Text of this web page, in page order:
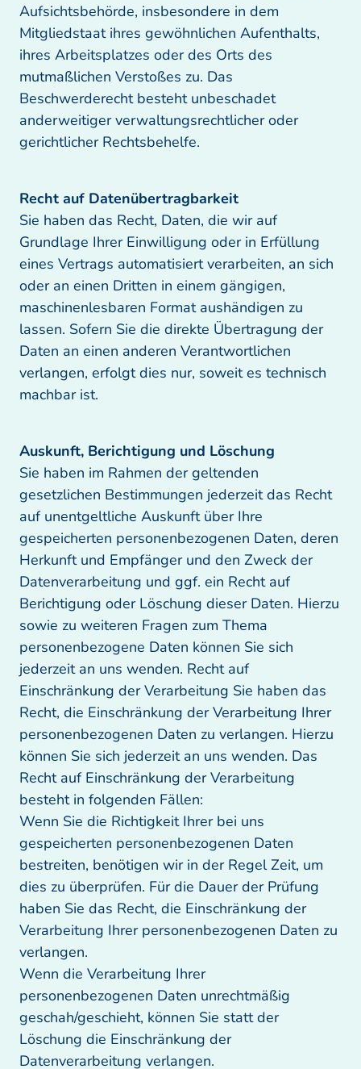
Aufsichtsbehörde, insbesondere in dem
Mitgliedstaat ihres gewöhnlichen Aufenthalts,
ihres Arbeitsplatzes oder des Orts des
mutmaßlichen Verstoßes zu. Das
Beschwerderecht besteht unbeschadet
anderweitiger verwaltungsrechtlicher oder
gerichtlicher Rechtsbehelfe.
Sie haben das Recht, Daten, die wir auf
Grundlage Ihrer Einwilligung oder in Erfüllung
eines Vertrags automatisiert verarbeiten, an sich
oder an einen Dritten in einem gängigen,
maschinenlesbaren Format aushändigen zu
lassen. Sofern Sie die direkte Übertragung der
Daten an einen anderen Verantwortlichen
verlangen, erfolgt dies nur, soweit es technisch
machbar ist.
Sie haben im Rahmen der geltenden
gesetzlichen Bestimmungen jederzeit das Recht
auf unentgeltliche Auskunft über Ihre
gespeicherten personenbezogenen Daten, deren
Herkunft und Empfänger und den Zweck der
Datenverarbeitung und ggf. ein Recht auf
Berichtigung oder Löschung dieser Daten. Hierzu
sowie zu weiteren Fragen zum Thema
personenbezogene Daten können Sie sich
jederzeit an uns wenden. Recht auf
Einschränkung der Verarbeitung Sie haben das
Recht, die Einschränkung der Verarbeitung Ihrer
personenbezogenen Daten zu verlangen. Hierzu
können Sie sich jederzeit an uns wenden. Das
Recht auf Einschränkung der Verarbeitung
besteht in folgenden Fällen:
Wenn Sie die Richtigkeit Ihrer bei uns
gespeicherten personenbezogenen Daten
bestreiten, benötigen wir in der Regel Zeit, um
dies zu überprüfen. Für die Dauer der Prüfung
haben Sie das Recht, die Einschränkung der
Verarbeitung Ihrer personenbezogenen Daten zu
verlangen.
Wenn die Verarbeitung Ihrer
personenbezogenen Daten unrechtmäßig
geschah/geschieht, können Sie statt der
Löschung die Einschränkung der
Datenverarbeitung verlangen.